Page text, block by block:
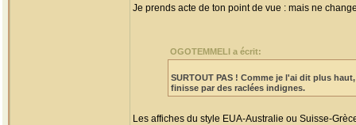
Je prends acte de ton point de vue : mais ne
OGOTEMMELI a écrit:
SURTOUT PAS ! Comme je l'ai dit plus
finisse par des raclées indignes.
Les affiches du style EUA-Australie ou Suisse-